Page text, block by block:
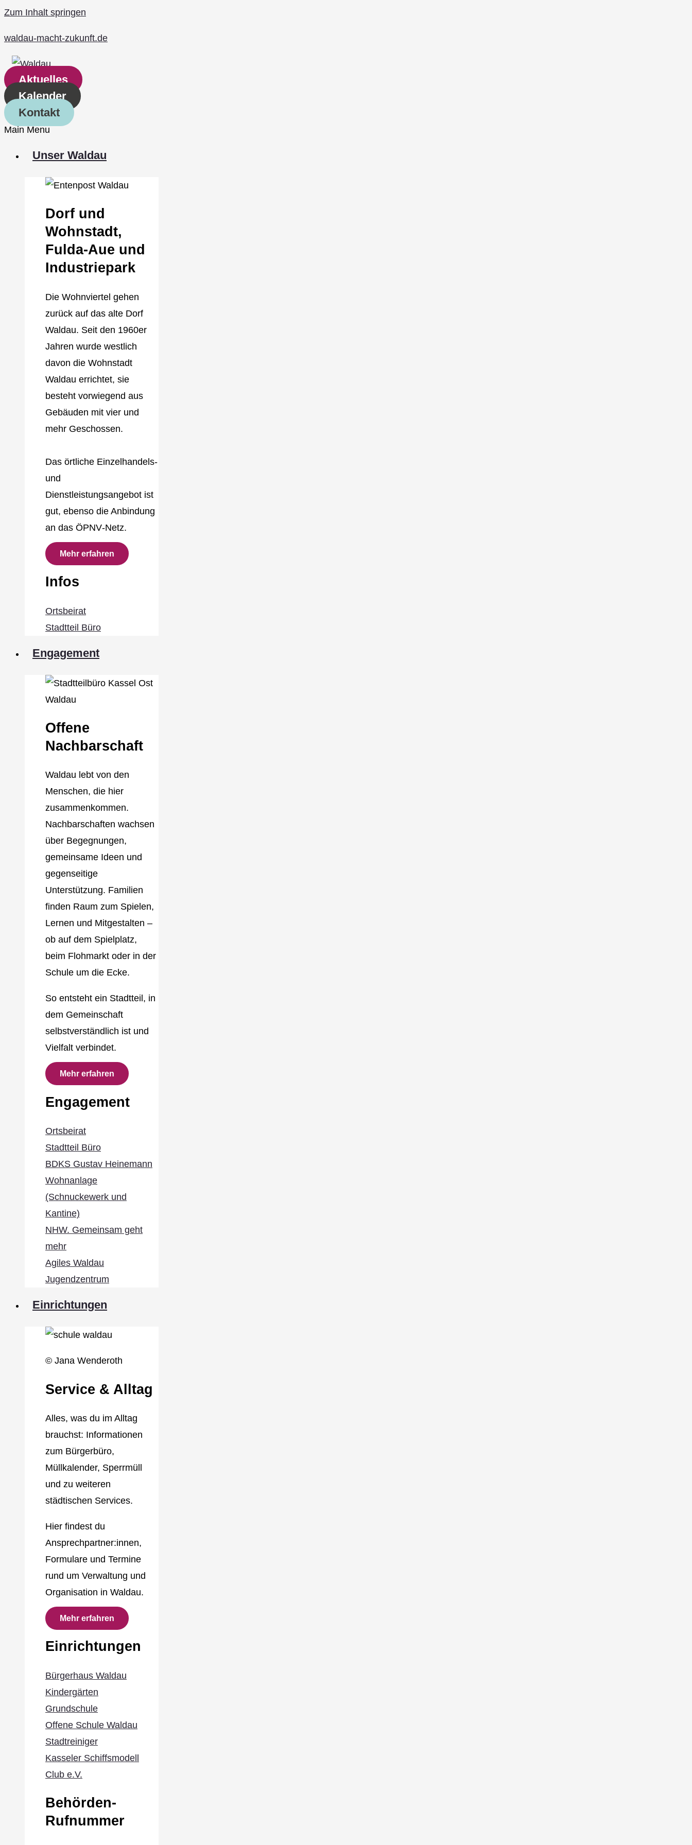
Zum Inhalt springen
waldau-macht-zukunft.de
Aktuelles
Kalender
Kontakt
Main Menu
Unser Waldau
Dorf und
Wohnstadt,
Fulda‐Aue und
Industriepark
Die Wohnviertel gehen
zurück auf das alte Dorf
Waldau. Seit den 1960er
Jahren wurde westlich
davon die Wohnstadt
Waldau errichtet, sie
besteht vorwiegend aus
Gebäuden mit vier und
mehr Geschossen.
Das örtliche Einzelhandels‐
und
Dienstleistungsangebot ist
gut, ebenso die Anbindung
an das ÖPNV‐Netz.
Mehr erfahren
Infos
Ortsbeirat
Stadtteil Büro
Engagement
Offene
Nachbarschaft
Waldau lebt von den
Menschen, die hier
zusammenkommen.
Nachbarschaften wachsen
über Begegnungen,
gemeinsame Ideen und
gegenseitige
Unterstützung. Familien
finden Raum zum Spielen,
Lernen und Mitgestalten –
ob auf dem Spielplatz,
beim Flohmarkt oder in der
Schule um die Ecke.
So entsteht ein Stadtteil, in
dem Gemeinschaft
selbstverständlich ist und
Vielfalt verbindet.
Mehr erfahren
Engagement
Ortsbeirat
Stadtteil Büro
BDKS Gustav Heinemann
Wohnanlage
(Schnuckewerk und
Kantine)
NHW. Gemeinsam geht
mehr
Agiles Waldau
Jugendzentrum
Einrichtungen
© Jana Wenderoth
Service & Alltag
Alles, was du im Alltag
brauchst: Informationen
zum Bürgerbüro,
Müllkalender, Sperrmüll
und zu weiteren
städtischen Services.
Hier findest du
Ansprechpartner:innen,
Formulare und Termine
rund um Verwaltung und
Organisation in Waldau.
Mehr erfahren
Einrichtungen
Bürgerhaus Waldau
Kindergärten
Grundschule
Offene Schule Waldau
Stadtreiniger
Kasseler Schiffsmodell
Club e.V.
Behörden-
Rufnummer